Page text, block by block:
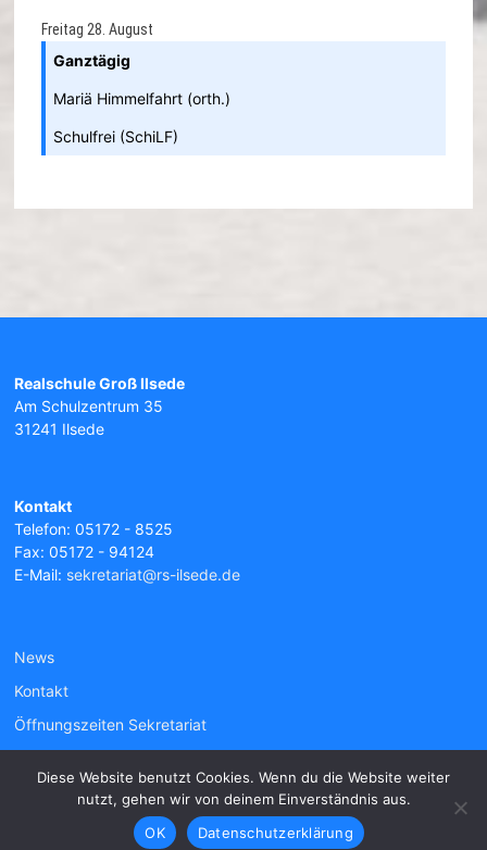
Freitag 28. August
Ganztägig
Mariä Himmelfahrt (orth.)
Schulfrei (SchiLF)
Realschule Groß Ilsede
Am Schulzentrum 35
31241 Ilsede
Kontakt
Telefon: 05172 - 8525
Fax: 05172 - 94124
E-Mail: sekretariat@rs-ilsede.de
News
Kontakt
Öffnungszeiten Sekretariat
Copyright © 2026Realschule Groß Ilsede .
Diese Website benutzt Cookies. Wenn du die Website weiter
nutzt, gehen wir von deinem Einverständnis aus.
OK
Datenschutzerklärung